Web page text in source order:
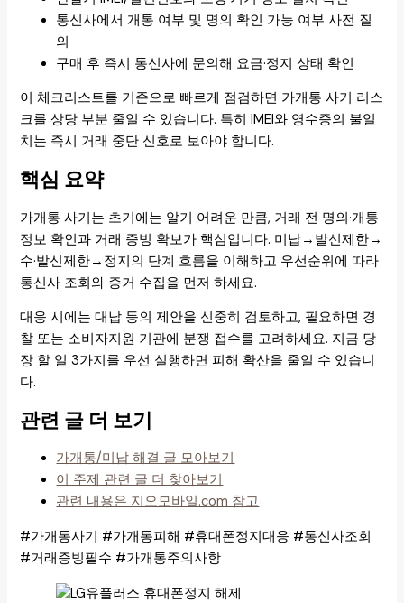
통신사에서 개통 여부 및 명의 확인 가능 여부 사전 질
의
구매 후 즉시 통신사에 문의해 요금·정지 상태 확인
이 체크리스트를 기준으로 빠르게 점검하면 가개통 사기 리스
크를 상당 부분 줄일 수 있습니다. 특히 IMEI와 영수증의 불일
치는 즉시 거래 중단 신호로 보아야 합니다.
핵심 요약
가개통 사기는 초기에는 알기 어려운 만큼, 거래 전 명의·개통
정보 확인과 거래 증빙 확보가 핵심입니다. 미납→발신제한→
수·발신제한→정지의 단계 흐름을 이해하고 우선순위에 따라
통신사 조회와 증거 수집을 먼저 하세요.
대응 시에는 대납 등의 제안을 신중히 검토하고, 필요하면 경
찰 또는 소비자지원 기관에 분쟁 접수를 고려하세요. 지금 당
장 할 일 3가지를 우선 실행하면 피해 확산을 줄일 수 있습니
다.
관련 글 더 보기
가개통/미납 해결 글 모아보기
이 주제 관련 글 더 찾아보기
관련 내용은 지오모바일.com 참고
#가개통사기 #가개통피해 #휴대폰정지대응 #통신사조회
#거래증빙필수 #가개통주의사항